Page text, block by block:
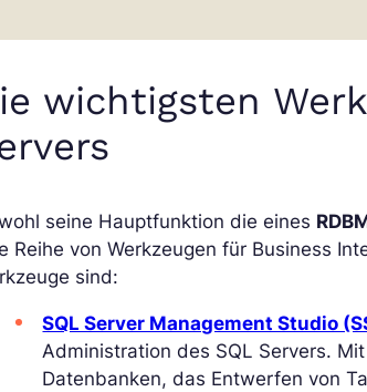
wichtigsten
seine Hauptfunktion die eines
Reihe von Werkzeugen für Business
sind:
SQL Server Management Studio
Administration des SQL Servers.
Datenbanken, das Entwerfen von